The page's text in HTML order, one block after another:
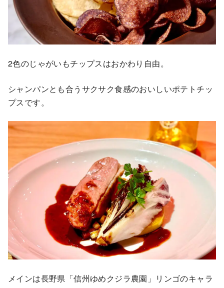
2色のじゃがいもチップスはおかわり自由。
シャンパンとも合うサクサク食感のおいしいポテトチッ
プスです。
メインは長野県「信州ゆめクジラ農園」リンゴのキャラ